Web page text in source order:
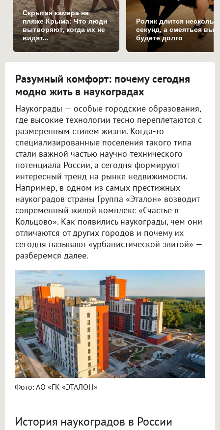
Скрытая камера на
пляже Крыма: Что люди
вытворяют, когда их не
видят...
Ролик длится
секунд, а смеяться вы
будете долго
Разумный комфорт: почему сегодня
модно жить в наукоградах
Наукограды — особые городские образования,
где высокие технологии тесно переплетаются с
размеренным стилем жизни. Когда-то
специализированные поселения такого типа
стали важной частью научно-технического
потенциала России, а сегодня формируют
интересный тренд на рынке недвижимости.
Например, в одном из самых престижных
наукоградов страны Группа «Эталон» возводит
современный жилой комплекс «Счастье в
Кольцово». Как появились наукограды, чем они
отличаются от других городов и почему их
сегодня называют «урбанистической элитой» —
разберемся далее.
Фото: АО «ГК «ЭТАЛОН»
История наукоградов в России